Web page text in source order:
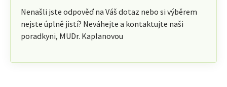
Nenašli jste odpověď na Váš dotaz nebo si výběrem
nejste úplně jistí? Neváhejte a kontaktujte naši
poradkyni, MUDr. Kaplanovou